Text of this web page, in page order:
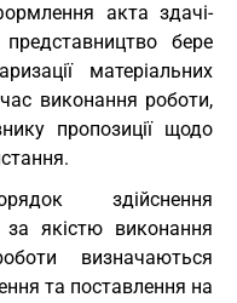
акта здачі-
бере
матеріальних
виконання роботи,
пропозиції щодо
здійснення
якістю виконання
визначаються
та поставлення на